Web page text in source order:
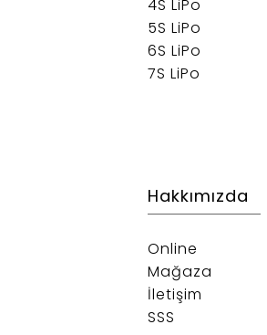
4S LiPo
5S LiPo
6S LiPo
7S LiPo
Hakkımızda
Online
Mağaza
İletişim
SSS